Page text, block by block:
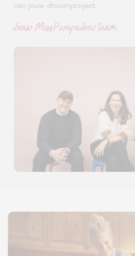
van jouw droomproject.
Jouw MissPompadour team